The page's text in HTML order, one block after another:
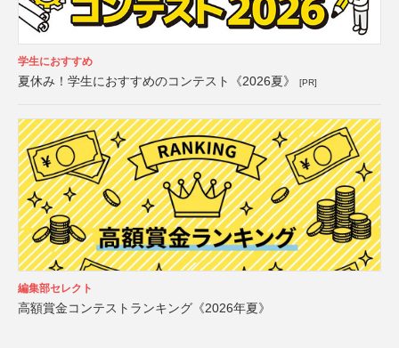
学生におすすめ
夏休み！学生におすすめのコンテスト《2026夏》 [PR]
編集部セレクト
高額賞金コンテストランキング《2026年夏》